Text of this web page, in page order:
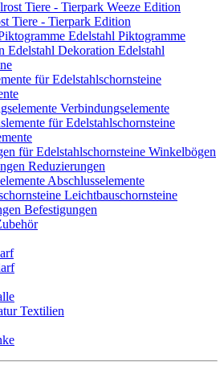
Tiere - Tierpark Edition
Edelstahl Piktogramme
Dekoration Edelstahl
Verbindungselemente
Winkelbögen
Reduzierungen
Abschlusselemente
Leichtbauschornsteine
Befestigungen
Textilien